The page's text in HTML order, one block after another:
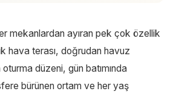
mekanlardan ayıran pek çok özellik
hava terası, doğrudan havuz
düzeni, gün batımında
bürünen ortam ve her yaş